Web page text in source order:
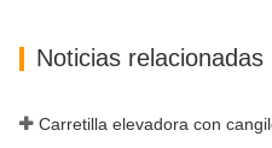
nuevo
Noticias relacionadas
Carretilla elevadora con